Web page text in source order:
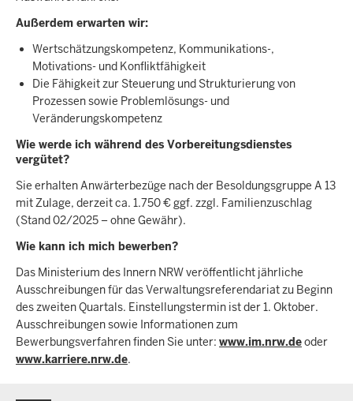
Außerdem erwarten wir:
Wertschätzungskompetenz, Kommunikations-,
Motivations- und Konfliktfähigkeit
Die Fähigkeit zur Steuerung und Strukturierung von
Prozessen sowie Problemlösungs- und
Veränderungskompetenz
Wie werde ich während des Vorbereitungsdienstes
vergütet?
Sie erhalten Anwärterbezüge nach der Besoldungsgruppe A 13
mit Zulage, derzeit ca. 1.750 € ggf. zzgl. Familienzuschlag
(Stand 02/2025 – ohne Gewähr).
Wie kann ich mich bewerben?
Das Ministerium des Innern NRW veröffentlicht jährliche
Ausschreibungen für das Verwaltungsreferendariat zu Beginn
des zweiten Quartals. Einstellungstermin ist der 1. Oktober.
Ausschreibungen sowie Informationen zum
Bewerbungsverfahren finden Sie unter: www.im.nrw.deoder
www.karriere.nrw.de.